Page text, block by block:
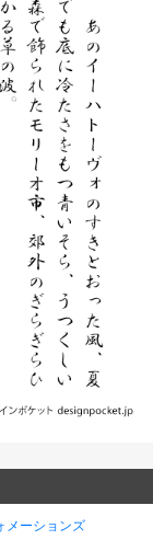
メーションズ